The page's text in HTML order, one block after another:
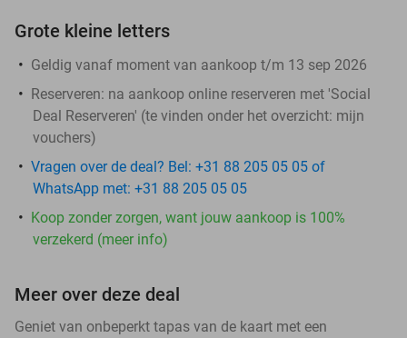
Grote kleine letters
Geldig vanaf moment van aankoop t/m 13 sep 2026
Reserveren: na aankoop online reserveren met 'Social
Deal Reserveren' (te vinden onder het overzicht: mijn
vouchers)
Vragen over de deal? Bel: +31 88 205 05 05 of
WhatsApp met: +31 88 205 05 05
Koop zonder zorgen, want jouw aankoop is 100%
verzekerd (meer info)
Meer over deze deal
Geniet van onbeperkt tapas van de kaart met een